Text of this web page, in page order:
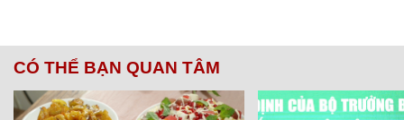
CÓ THỂ BẠN QUAN TÂM